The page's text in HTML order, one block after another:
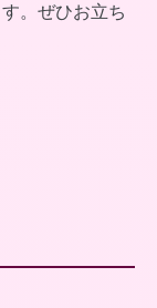
。ぜひお立ち